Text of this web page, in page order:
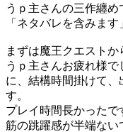
うｐ主さんの三作纏め
「ネタバレを含みます
まずは魔王クエストか
うｐ主さんお疲れ様
に、結構時間掛けて、
す。
プレイ時間長かった
筋の跳躍感が半端ない